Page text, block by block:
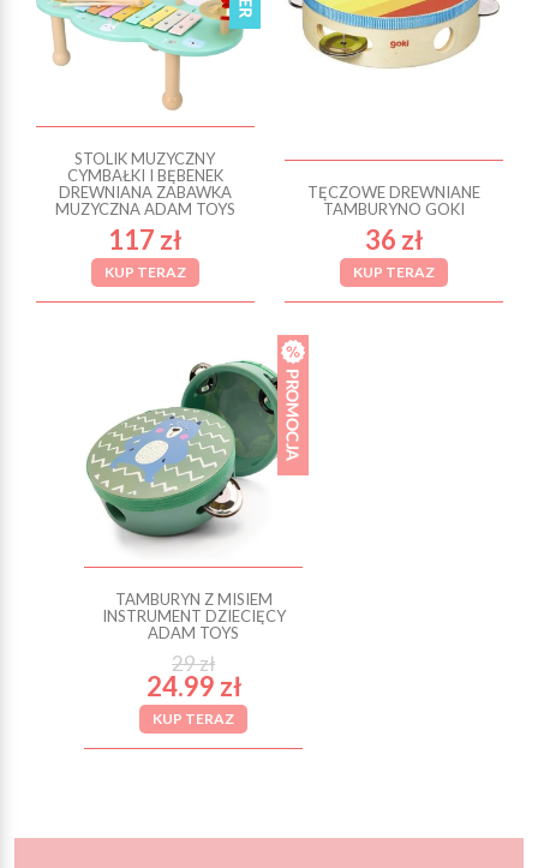
STOLIK MUZYCZNY
CYMBAŁKI I BĘBENEK
DREWNIANA ZABAWKA
MUZYCZNA ADAM TOYS
117 zł
KUP TERAZ
TĘCZOWE DREWNIANE
TAMBURYNO GOKI
36 zł
KUP TERAZ
TAMBURYN Z MISIEM
INSTRUMENT DZIECIĘCY
ADAM TOYS
29 zł
24.99 zł
KUP TERAZ